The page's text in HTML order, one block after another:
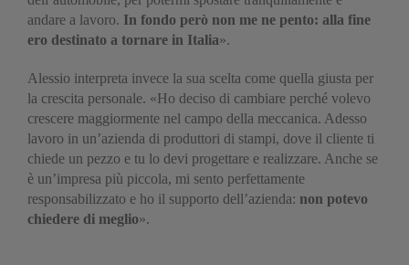
andare a lavoro. In fondo però non me ne pento: alla fine
ero destinato a tornare in Italia».
Alessio interpreta invece la sua scelta come quella giusta per
la crescita personale. «Ho deciso di cambiare perché volevo
crescere maggiormente nel campo della meccanica. Adesso
lavoro in un’azienda di produttori di stampi, dove il cliente ti
chiede un pezzo e tu lo devi progettare e realizzare. Anche se
è un’impresa più piccola, mi sento perfettamente
responsabilizzato e ho il supporto dell’azienda: non potevo
chiedere di meglio».